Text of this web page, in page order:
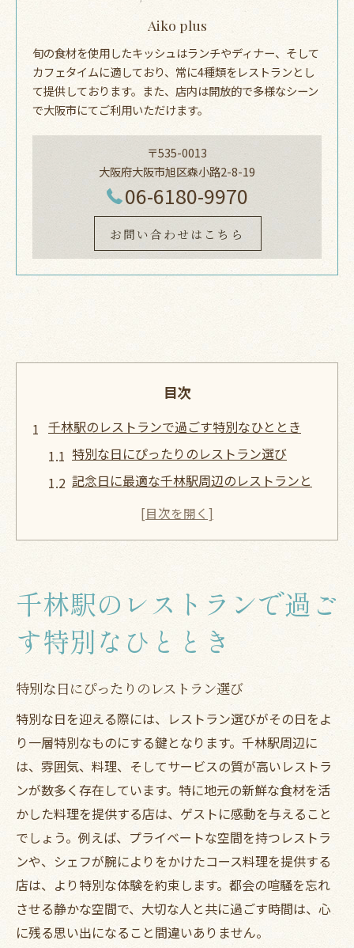
Aiko plus
旬の食材を使用したキッシュはランチやディナー、そして
カフェタイムに適しており、常に4種類をレストランとし
て提供しております。また、店内は開放的で多様なシーン
で大阪市にてご利用いただけます。
〒535-0013
大阪府大阪市旭区森小路2-8-19
06-6180-9970
お問い合わせはこちら
目次
千林駅のレストランで過ごす特別なひととき
特別な日にぴったりのレストラン選び
記念日に最適な千林駅周辺のレストランと
デートにぴったりな千林駅のロマンティッ
クレストラン
お祝い事に最適な千林駅のレストランプラ
ン
地元食材を活かしたレストランの創作料理
千林駅レストランの地産地消の取り組み
新鮮な地元食材を使った創作料理の魅力
シェフのこだわりが光る創作メニュー
地元食材を活かした季節限定メニュー
健康志向の方におすすめの地元食材を使っ
た料理
地元の味覚を楽しむ料理の数々
落ち着いた空間で楽しむレストランの魅力
千林駅のレストランで過ご
す特別なひととき
特別な日にぴったりのレストラン選び
特別な日を迎える際には、レストラン選びがその日をよ
り一層特別なものにする鍵となります。千林駅周辺に
は、雰囲気、料理、そしてサービスの質が高いレストラ
ンが数多く存在しています。特に地元の新鮮な食材を活
かした料理を提供する店は、ゲストに感動を与えること
でしょう。例えば、プライベートな空間を持つレストラ
ンや、シェフが腕によりをかけたコース料理を提供する
店は、より特別な体験を約束します。都会の喧騒を忘れ
させる静かな空間で、大切な人と共に過ごす時間は、心
に残る思い出になること間違いありません。